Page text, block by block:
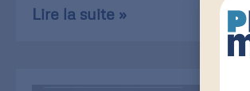
Lire la suite »